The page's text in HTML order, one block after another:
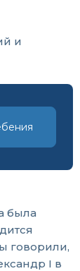
и
была
говорили,
I в